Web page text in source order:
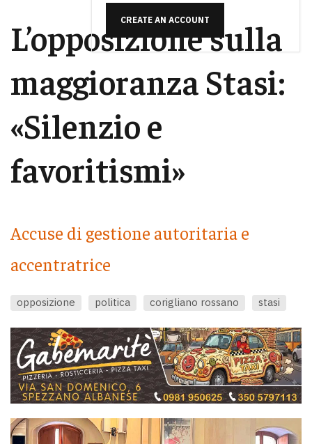
CREATE AN ACCOUNT
L’opposizione sulla
maggioranza Stasi:
«Silenzio e
favoritismi»
Accuse di gestione autoritaria e
accentratrice
opposizione politica corigliano rossano stasi